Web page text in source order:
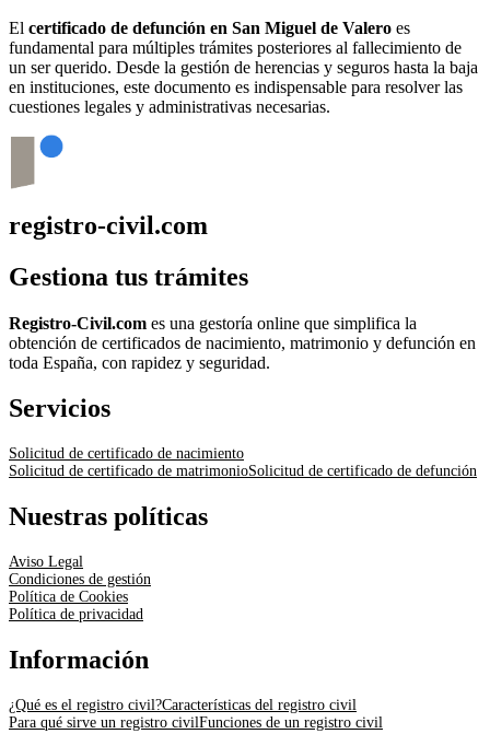
El certificado de defunción en San Miguel de Valero es
fundamental para múltiples trámites posteriores al fallecimiento de
un ser querido. Desde la gestión de herencias y seguros hasta la baja
en instituciones, este documento es indispensable para resolver las
cuestiones legales y administrativas necesarias.
registro-civil.com
Gestiona tus trámites
Registro-Civil.com es una gestoría online que simplifica la
obtención de certificados de nacimiento, matrimonio y defunción en
toda España, con rapidez y seguridad.
Servicios
Solicitud de certificado de nacimiento
Solicitud de certificado de matrimonioSolicitud de certificado de defunción
Nuestras políticas
Aviso Legal
Condiciones de gestión
Política de Cookies
Política de privacidad
Información
¿Qué es el registro civil?Características del registro civil
Para qué sirve un registro civilFunciones de un registro civil